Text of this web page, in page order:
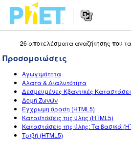
Αναζήτηση
Ιστότοπο
του
PhET
Navigation
ΠΡΟΣΟΜΟΙΏΣΕΙΣ
All Sims
Φυσική
Μαθηματικά
STUDIO
About Studio
Customizable Sims
ΔΙΔΑΣΚΑΛΊΑ
Περιήγηση στις
ΈΡΕΥΝΑ
26 αποτελέσματα αναζήτησης που
Προσομοιώσεις
Αγωγιμότητα
Άλατα & Διαλυτότητα
Δεσμευμένες Κβαντικές
Δομή Ζωνών
Έγχρωμη όραση (HTML5)
Καταστάσεις της ύλης (HTML5)
Καταστάσεις της ύλης: Τα βασικά
Τριβή (HTML5)